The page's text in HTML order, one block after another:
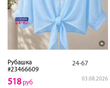
Рубашка
#23466609
24-67
03.08.2026
518руб